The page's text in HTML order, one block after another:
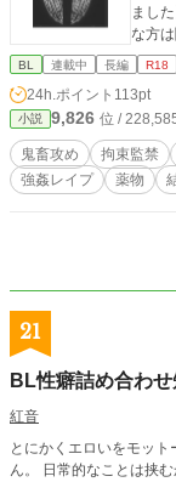
まし
な方は
BL 連載中 長編 R18
24h.ポイント 113pt
小説 9,826 位 /
鬼畜攻め 拘束監禁
強姦レイプ
薬物
21
BL性癖詰め合わ
紅音
とにかくエロいをモットーに書いています
ん。 日常的なことは挟